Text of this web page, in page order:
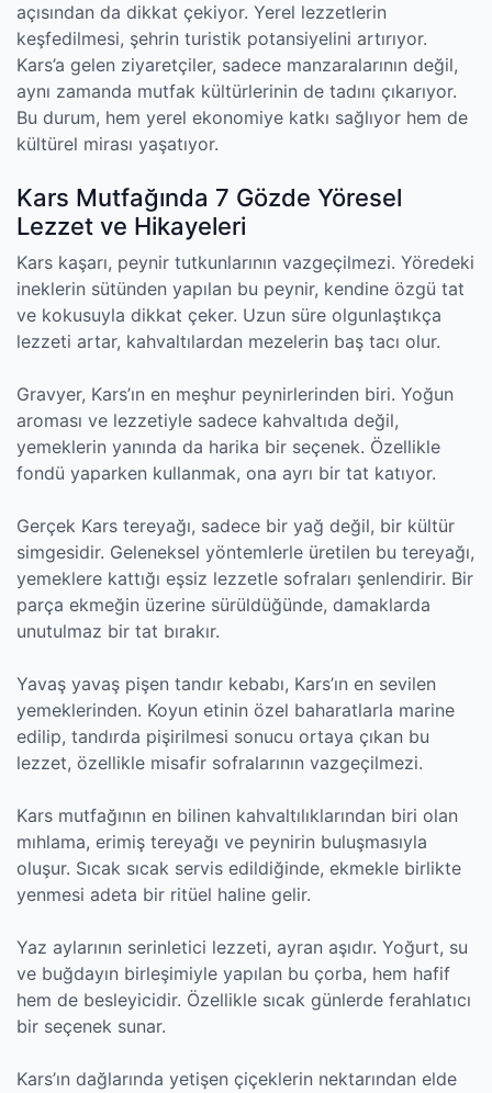
açısından da dikkat çekiyor. Yerel lezzetlerin
keşfedilmesi, şehrin turistik potansiyelini artırıyor.
Kars’a gelen ziyaretçiler, sadece manzaralarının değil,
aynı zamanda mutfak kültürlerinin de tadını çıkarıyor.
Bu durum, hem yerel ekonomiye katkı sağlıyor hem de
kültürel mirası yaşatıyor.
Kars Mutfağında 7 Gözde Yöresel
Lezzet ve Hikayeleri
Kars kaşarı, peynir tutkunlarının vazgeçilmezi. Yöredeki
ineklerin sütünden yapılan bu peynir, kendine özgü tat
ve kokusuyla dikkat çeker. Uzun süre olgunlaştıkça
lezzeti artar, kahvaltılardan mezelerin baş tacı olur.
Gravyer, Kars’ın en meşhur peynirlerinden biri. Yoğun
aroması ve lezzetiyle sadece kahvaltıda değil,
yemeklerin yanında da harika bir seçenek. Özellikle
fondü yaparken kullanmak, ona ayrı bir tat katıyor.
Gerçek Kars tereyağı, sadece bir yağ değil, bir kültür
simgesidir. Geleneksel yöntemlerle üretilen bu tereyağı,
yemeklere kattığı eşsiz lezzetle sofraları şenlendirir. Bir
parça ekmeğin üzerine sürüldüğünde, damaklarda
unutulmaz bir tat bırakır.
Yavaş yavaş pişen tandır kebabı, Kars’ın en sevilen
yemeklerinden. Koyun etinin özel baharatlarla marine
edilip, tandırda pişirilmesi sonucu ortaya çıkan bu
lezzet, özellikle misafir sofralarının vazgeçilmezi.
Kars mutfağının en bilinen kahvaltılıklarından biri olan
mıhlama, erimiş tereyağı ve peynirin buluşmasıyla
oluşur. Sıcak sıcak servis edildiğinde, ekmekle birlikte
yenmesi adeta bir ritüel haline gelir.
Yaz aylarının serinletici lezzeti, ayran aşıdır. Yoğurt, su
ve buğdayın birleşimiyle yapılan bu çorba, hem hafif
hem de besleyicidir. Özellikle sıcak günlerde ferahlatıcı
bir seçenek sunar.
Kars’ın dağlarında yetişen çiçeklerin nektarından elde